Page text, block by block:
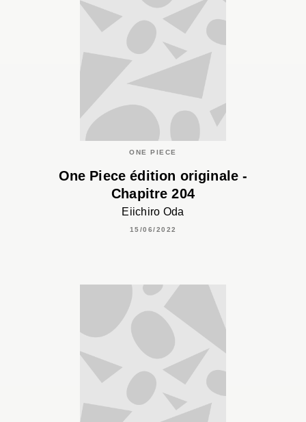
ONE PIECE
One Piece édition originale -
Chapitre 204
Eiichiro Oda
15/06/2022